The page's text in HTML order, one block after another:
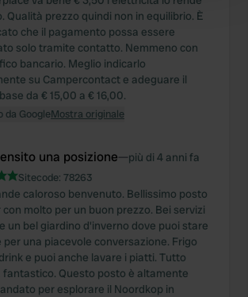
in thedetails section.
to personalise content and ads, to
features and to analyse our traffic.
about your use of our site with
advertising and analytics partners who
or that they’ve collected from your use
Qualità prezzo quindi non in equilibrio. È
che il pagamento possa essere
solo tramite contatto. Nemmeno con
bancario. Meglio indicarlo
su Campercontact e adeguare il
da € 15,00 a € 16,00.
da GoogleMostra originale
una posizione—più di 4 anni fa
Sitecode: 78263
caloroso benvenuto. Bellissimo posto
con molto per un buon prezzo. Bei servizi
un bel giardino d'inverno dove puoi stare
per una piacevole conversazione. Frigo
e puoi anche lavare i piatti. Tutto
fantastico. Questo posto è altamente
per esplorare il Noordkop in